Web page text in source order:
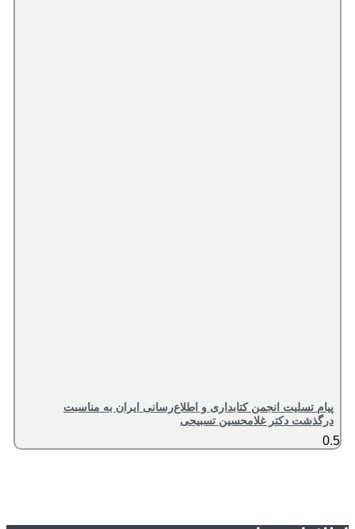
پیام تسلیت انجمن کتابداری و اطلاع‌رسانی ایران به مناسبت
درگذشت دکتر غلامحسین تسبیحی